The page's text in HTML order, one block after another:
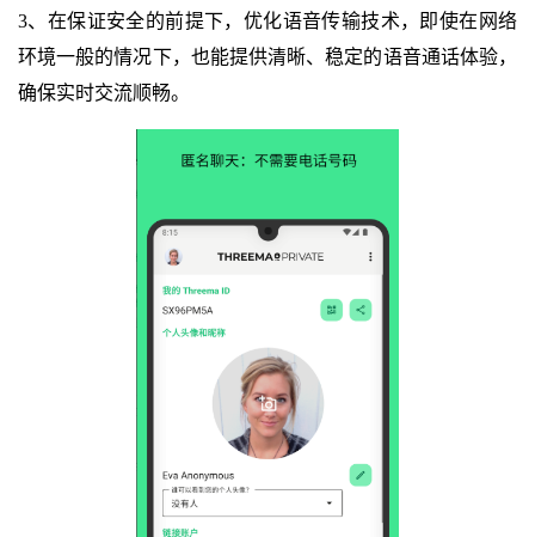
3、在保证安全的前提下，优化语音传输技术，即使在网络
环境一般的情况下，也能提供清晰、稳定的语音通话体验，
确保实时交流顺畅。